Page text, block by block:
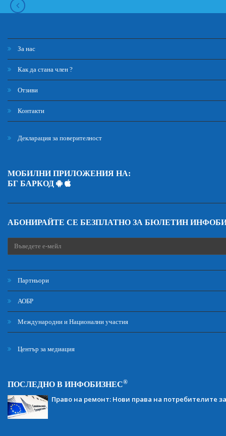
За нас
Как да стана член ?
Отзиви
Контакти
Декларация за поверителност
МОБИЛНИ ПРИЛОЖЕНИЯ НА:
БГ БАРКОД
АБОНИРАЙТЕ СЕ БЕЗПЛАТНО ЗА БЮЛЕТИН
Партньори
АОБР
Международни и Национални участия
Център за медиация
ПОСЛЕДНО В ИНФОБИЗНЕС®
Право на ремонт: Нови права на потребителите